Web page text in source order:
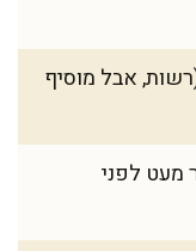
אבל מוסיף
מעט לפני